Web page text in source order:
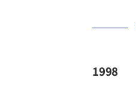
1998